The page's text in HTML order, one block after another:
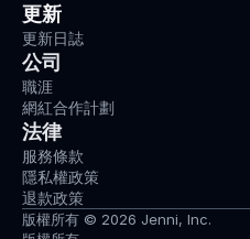
更新
更新日誌
公司
職涯
網紅合作計劃
法律
服務條款
隱私權政策
退款政策
版權所有 © 2026 Jenni, Inc.